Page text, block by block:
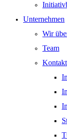
Unternehmen
Wir
Team
Kontakt